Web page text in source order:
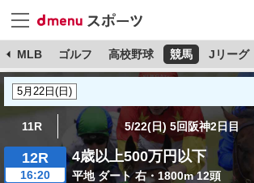
MLB ゴルフ 高校野球 競馬 Jリーグ
11R 5/22(日) 5回阪神2日目
12R
16:20
4歳以上500万円以下
平地 ダート 右・1800m 12頭